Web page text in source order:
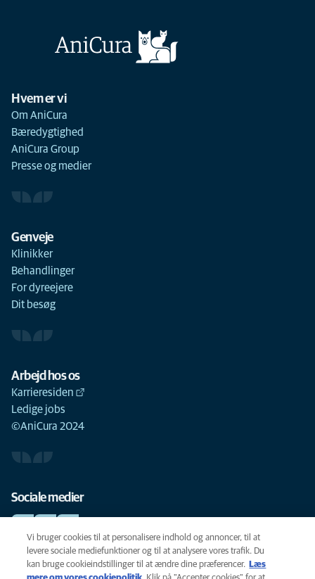
Hvem er vi
Om AniCura
Bæredygtighed
AniCura Group
Presse og medier
Genveje
Klinikker
Behandlinger
For dyreejere
Dit besøg
Arbejd hos os
Karrieresiden
Ledige jobs
©AniCura 2024
Sociale medier
Cookie-politik
Vi bruger cookies til at personalisere indhold og annoncer, til at
levere sociale mediefunktioner og til at analysere vores trafik. Du
kan bruge cookieindstillinger til at ændre dine præferencer.
Læs